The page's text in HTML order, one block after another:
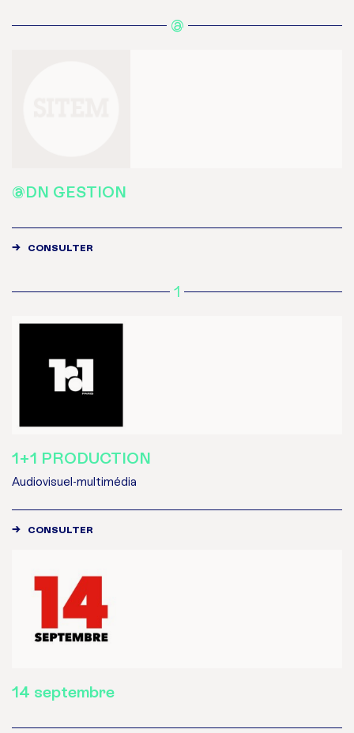
@
@DN GESTION
CONSULTER
1
1+1 PRODUCTION
Audiovisuel-multimédia
CONSULTER
14 septembre